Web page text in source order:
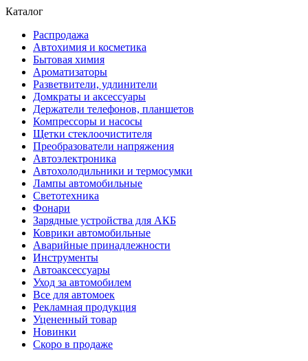
Каталог
Распродажа
Автохимия и косметика
Бытовая химия
Ароматизаторы
Разветвители, удлинители
Домкраты и аксессуары
Держатели телефонов, планшетов
Компрессоры и насосы
Щетки стеклоочистителя
Преобразователи напряжения
Автоэлектроника
Автохолодильники и термосумки
Лампы автомобильные
Светотехника
Фонари
Зарядные устройства для АКБ
Коврики автомобильные
Аварийные принадлежности
Инструменты
Автоаксессуары
Уход за автомобилем
Все для автомоек
Рекламная продукция
Уцененный товар
Новинки
Скоро в продаже